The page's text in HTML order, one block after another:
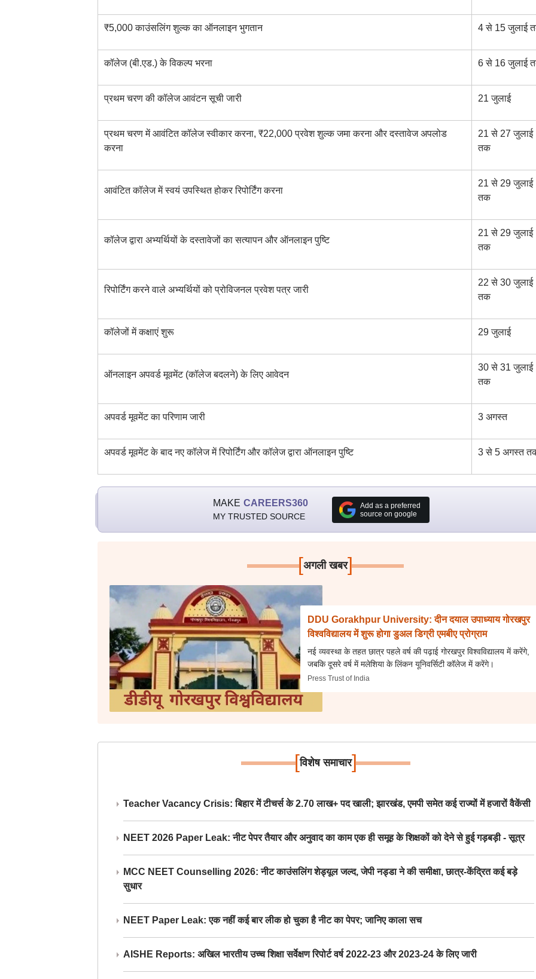
₹5,000 काउंसलिंग शुल्क का ऑनलाइन भुगतान 4 से 15 जुलाई
कॉलेज (बी.एड.) के विकल्प भरना 6 से 16 जुलाई
प्रथम चरण की कॉलेज आवंटन सूची जारी 21 जुलाई
प्रथम चरण में आवंटित कॉलेज स्वीकार करना, ₹22,000 प्रवेश शुल्क जमा करना और दस्तावेज अपलोड
करना
21 से 27 जुलाई
तक
आवंटित कॉलेज में स्वयं उपस्थित होकर रिपोर्टिंग करना
21 से 29 जुलाई
तक
कॉलेज द्वारा अभ्यर्थियों के दस्तावेजों का सत्यापन और ऑनलाइन पुष्टि
21 से 29 जुलाई
तक
रिपोर्टिंग करने वाले अभ्यर्थियों को प्रोविजनल प्रवेश पत्र जारी
22 से 30 जुलाई
तक
कॉलेजों में कक्षाएं शुरू 29 जुलाई
ऑनलाइन अपवर्ड मूवमेंट (कॉलेज बदलने) के लिए आवेदन
30 से 31 जुलाई
तक
अपवर्ड मूवमेंट का परिणाम जारी 3 अगस्त
अपवर्ड मूवमेंट के बाद नए कॉलेज में रिपोर्टिंग और कॉलेज द्वारा ऑनलाइन पुष्टि 3 से 5 अगस्त
MAKE CAREERS360
MY TRUSTED SOURCE
Add as a preferred
source on google
[अगली खबर]
DDU Gorakhpur University: दीन दयाल उपाध्याय गोरखपुर
विश्वविद्यालय में शुरू होगा डुअल डिग्री एमबीए प्रोग्राम
नई व्यवस्था के तहत छात्र पहले वर्ष की पढ़ाई गोरखपुर विश्वविद्यालय में करेंगे,
जबकि दूसरे वर्ष में मलेशिया के लिंकन यूनिवर्सिटी कॉलेज में करेंगे।
Press Trust of India
[विशेष समाचार]
Teacher Vacancy Crisis: बिहार में टीचर्स के 2.70 लाख+ पद खाली; झारखंड, एमपी समेत कई राज्यों में हजारों वैकेंसी
NEET 2026 Paper Leak: नीट पेपर तैयार और अनुवाद का काम एक ही समूह के शिक्षकों को देने से हुई गड़बड़ी - सूत्र
MCC NEET Counselling 2026: नीट काउंसलिंग शेड्यूल जल्द, जेपी नड्डा ने की समीक्षा, छात्र-केंद्रित कई बड़े
सुधार
NEET Paper Leak: एक नहीं कई बार लीक हो चुका है नीट का पेपर; जानिए काला सच
AISHE Reports: अखिल भारतीय उच्च शिक्षा सर्वेक्षण रिपोर्ट वर्ष 2022-23 और 2023-24 के लिए जारी